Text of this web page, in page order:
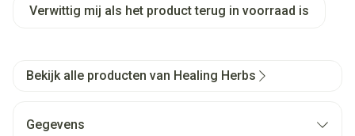
Verwittig mij als het product terug in voorraad is
Bekijk alle producten van Healing Herbs
Gegevens